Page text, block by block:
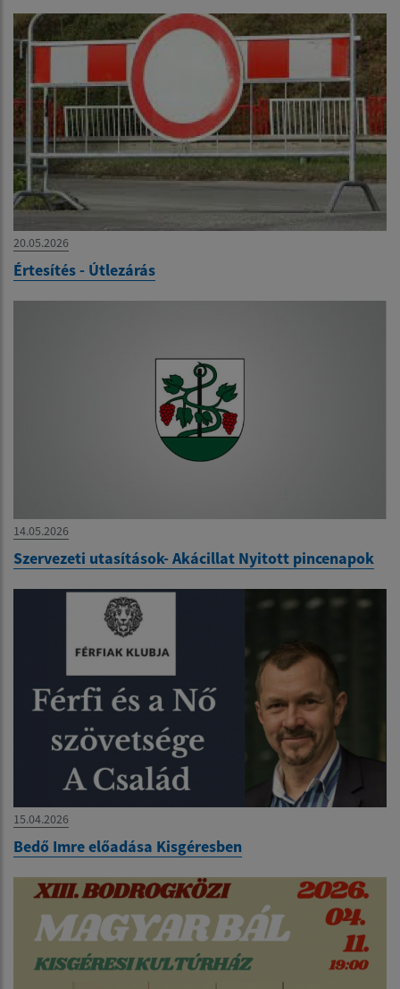
20.05.2026
Értesítés - Útlezárás
14.05.2026
Szervezeti utasítások- Akácillat Nyitott pincenapok
15.04.2026
Bedő Imre előadása Kisgéresben